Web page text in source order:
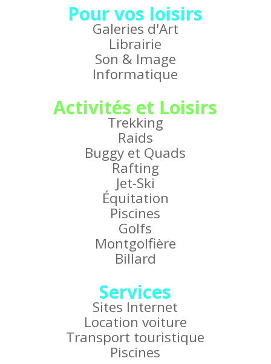
Pour vos loisirs
Galeries d'Art
Librairie
Son & Image
Informatique
Activités et Loisirs
Trekking
Raids
Buggy et Quads
Rafting
Jet-Ski
Équitation
Piscines
Golfs
Montgolfière
Billard
Services
Sites Internet
Location voiture
Transport touristique
Piscines